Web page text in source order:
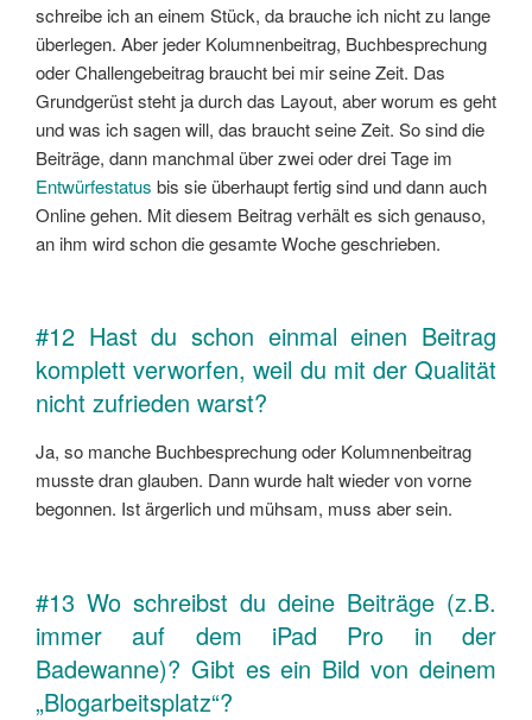
schreibe ich an einem Stück, da brauche ich nicht zu lange
überlegen. Aber jeder Kolumnenbeitrag, Buchbesprechung
oder Challengebeitrag braucht bei mir seine Zeit. Das
Grundgerüst steht ja durch das Layout, aber worum es geht
und was ich sagen will, das braucht seine Zeit. So sind die
Beiträge, dann manchmal über zwei oder drei Tage im
Entwürfestatus bis sie überhaupt fertig sind und dann auch
Online gehen. Mit diesem Beitrag verhält es sich genauso,
an ihm wird schon die gesamte Woche geschrieben.
#12 Hast du schon einmal einen Beitrag
komplett verworfen, weil du mit der Qualität
nicht zufrieden warst?
Ja, so manche Buchbesprechung oder Kolumnenbeitrag
musste dran glauben. Dann wurde halt wieder von vorne
begonnen. Ist ärgerlich und mühsam, muss aber sein.
#13 Wo schreibst du deine Beiträge (z.B.
immer auf dem iPad Pro in der
Badewanne)? Gibt es ein Bild von deinem
„Blogarbeitsplatz“?